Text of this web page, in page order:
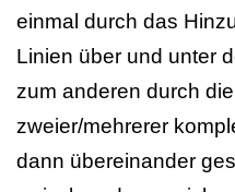
einmal durch das
Linien über und unter
zum anderen durch
zweier/mehrerer
dann übereinander